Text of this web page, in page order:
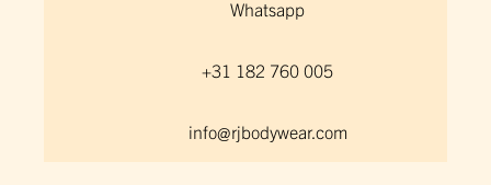
Whatsapp
+31 182 760 005
info@rjbodywear.com